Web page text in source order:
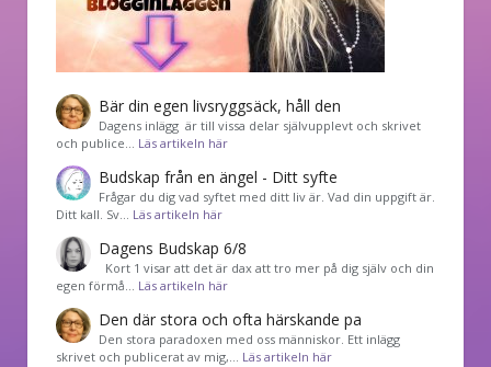
Bär din egen livsryggsäck, håll den
Dagens inlägg är till vissa delar självupplevt och skrivet
och publice… Läs artikeln här
Budskap från en ängel - Ditt syfte
Frågar du dig vad syftet med ditt liv är. Vad din uppgift är.
Ditt kall. Sv… Läs artikeln här
Dagens Budskap 6/8
Kort 1 visar att det är dax att tro mer på dig själv och din
egen förmå… Läs artikeln här
Den där stora och ofta härskande pa
Den stora paradoxen med oss människor. Ett inlägg
skrivet och publicerat av mig,… Läs artikeln här